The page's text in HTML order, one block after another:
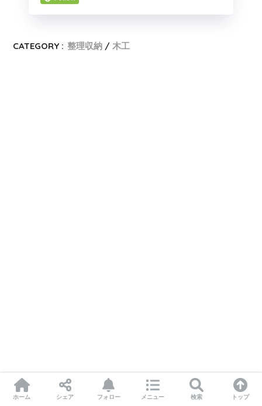
CATEGORY : 整理収納 木工
ホーム シェア フォロー メニュー 検索 トップ